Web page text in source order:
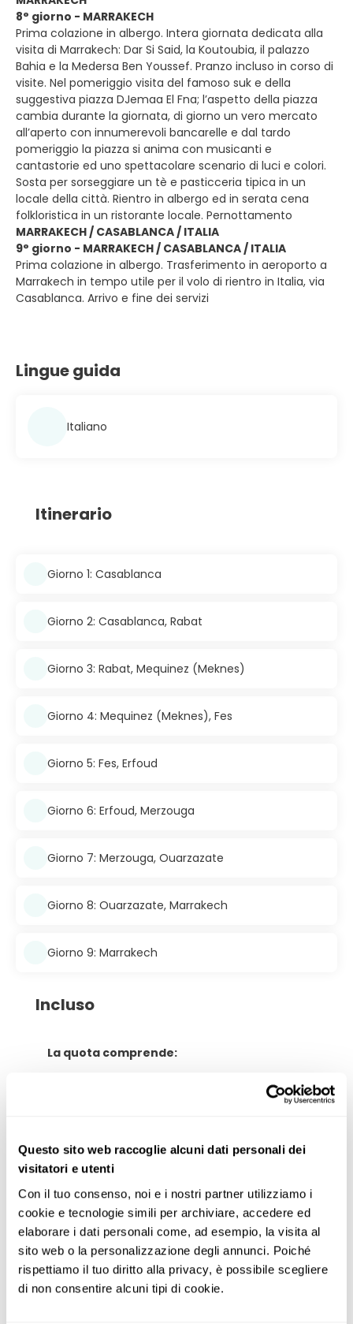
Questo sito web raccoglie alcuni dati personali dei
visitatori e utenti
Con il tuo consenso, noi e i nostri partner utilizziamo i
cookie e tecnologie simili per archiviare, accedere ed
elaborare i dati personali come, ad esempio, la visita al
sito web o la personalizzazione degli annunci. Poiché
rispettiamo il tuo diritto alla privacy, è possibile scegliere
di non consentire alcuni tipi di cookie.
8° giorno - MARRAKECH
Prima colazione in albergo. Intera giornata dedicata alla
visita di Marrakech: Dar Si Said, la Koutoubia, il palazzo
Bahia e la Medersa Ben Youssef. Pranzo incluso in corso di
visite. Nel pomeriggio visita del famoso suk e della
suggestiva piazza DJemaa El Fna; l’aspetto della piazza
cambia durante la giornata, di giorno un vero mercato
all’aperto con innumerevoli bancarelle e dal tardo
pomeriggio la piazza si anima con musicanti e
cantastorie ed uno spettacolare scenario di luci e colori.
Sosta per sorseggiare un tè e pasticceria tipica in un
locale della città. Rientro in albergo ed in serata cena
folkloristica in un ristorante locale. Pernottamento
MARRAKECH / CASABLANCA / ITALIA
9° giorno - MARRAKECH / CASABLANCA / ITALIA
Prima colazione in albergo. Trasferimento in aeroporto a
Marrakech in tempo utile per il volo di rientro in Italia, via
Casablanca. Arrivo e fine dei servizi
Lingue guida
Italiano
Itinerario
Giorno 1: Casablanca
Giorno 2: Casablanca, Rabat
Giorno 3: Rabat, Mequinez (Meknes)
Giorno 4: Mequinez (Meknes), Fes
Giorno 5: Fes, Erfoud
Giorno 6: Erfoud, Merzouga
Giorno 7: Merzouga, Ouarzazate
Giorno 8: Ouarzazate, Marrakech
Giorno 9: Marrakech
Incluso
La quota comprende:
programma
Tour di gruppo minimo 6/massimo 16
partecipanti
Visite/escursioni con guida parlante italiano
Ingressi ai siti come da programma
Sistemazione in camera doppia standard e
trattamento come da programma